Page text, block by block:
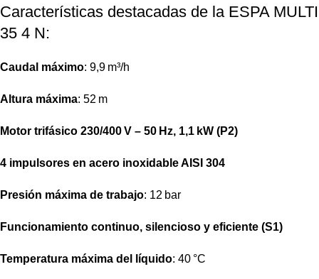
Características destacadas de la ESPA MULTI
35 4 N:
Caudal máximo: 9,9 m³/h
Altura máxima: 52 m
Motor trifásico 230/400 V – 50 Hz, 1,1 kW (P2)
4 impulsores en acero inoxidable AISI 304
Presión máxima de trabajo: 12 bar
Funcionamiento continuo, silencioso y eficiente (S1)
Temperatura máxima del líquido: 40 °C